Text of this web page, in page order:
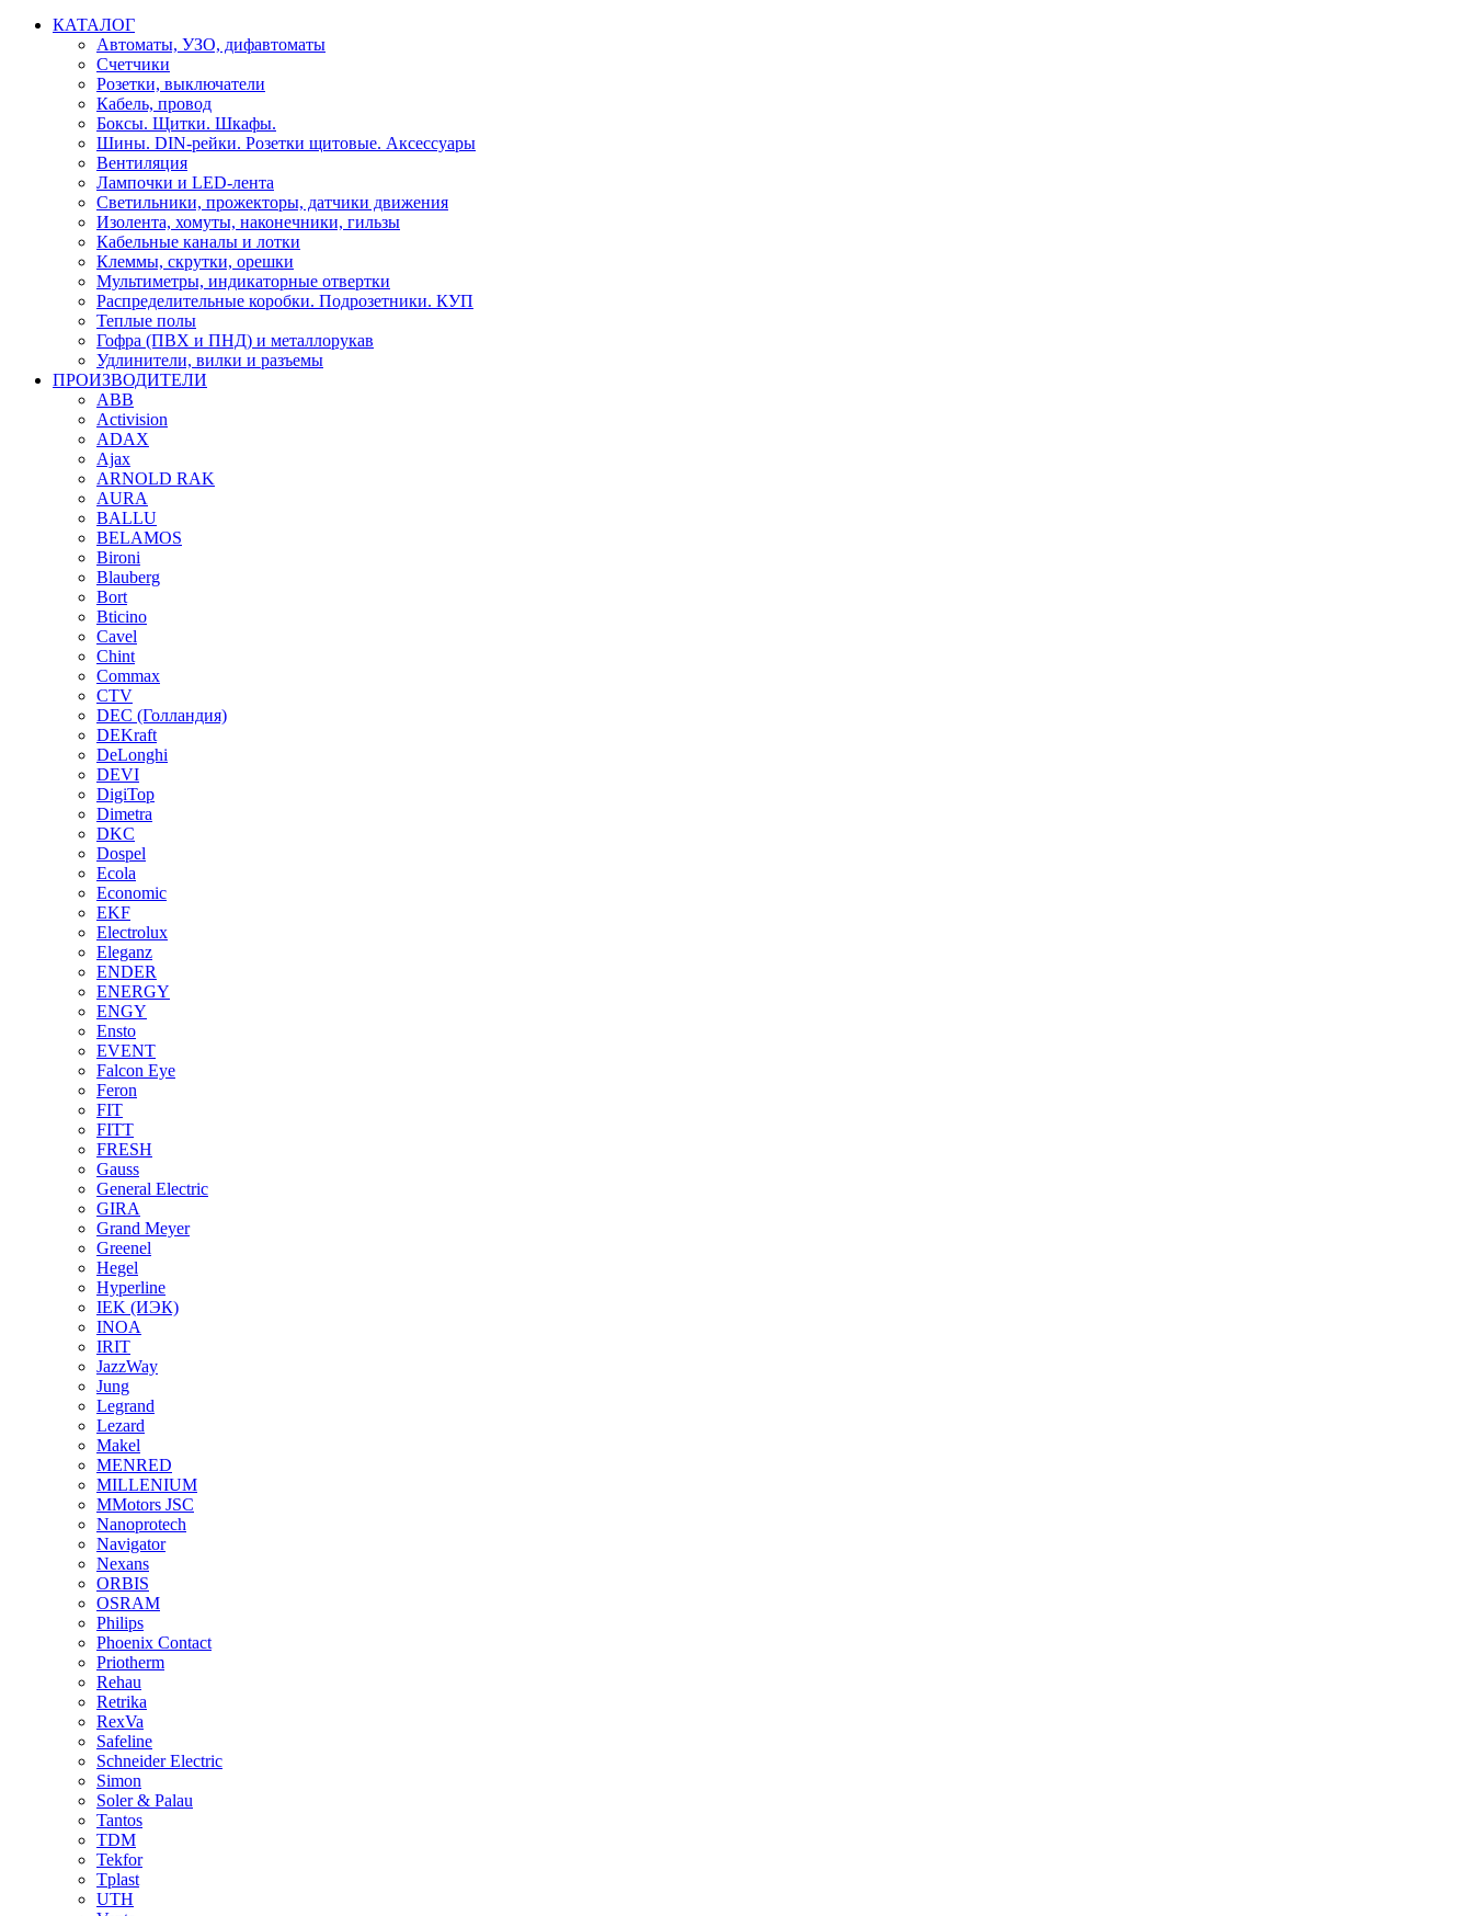
КАТАЛОГ
Автоматы, УЗО, дифавтоматы
Счетчики
Розетки, выключатели
Кабель, провод
Боксы. Щитки. Шкафы.
Шины. DIN-рейки. Розетки щитовые. Аксессуары
Вентиляция
Лампочки и LED-лента
Светильники, прожекторы, датчики движения
Изолента, хомуты, наконечники, гильзы
Кабельные каналы и лотки
Клеммы, скрутки, орешки
Мультиметры, индикаторные отвертки
Распределительные коробки. Подрозетники. КУП
Теплые полы
Гофра (ПВХ и ПНД) и металлорукав
Удлинители, вилки и разъемы
ПРОИЗВОДИТЕЛИ
ABB
Activision
ADAX
Ajax
ARNOLD RAK
AURA
BALLU
BELAMOS
Bironi
Blauberg
Bort
Bticino
Cavel
Chint
Commax
CTV
DEC (Голландия)
DEKraft
DeLonghi
DEVI
DigiTop
Dimetra
DKC
Dospel
Ecola
Economic
EKF
Electrolux
Eleganz
ENDER
ENERGY
ENGY
Ensto
EVENT
Falcon Eye
Feron
FIT
FITT
FRESH
Gauss
General Electric
GIRA
Grand Meyer
Greenel
Hegel
Hyperline
IEK (ИЭК)
INOA
IRIT
JazzWay
Jung
Legrand
Lezard
Makel
MENRED
MILLENIUM
MMotors JSC
Nanoprotech
Navigator
Nexans
ORBIS
OSRAM
Philips
Phoenix Contact
Priotherm
Rehau
Retrika
RexVa
Safeline
Schneider Electric
Simon
Soler & Palau
Tantos
TDM
Tekfor
Tplast
UTH